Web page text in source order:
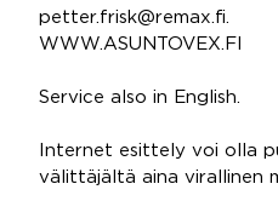
petter.frisk@remax.fi.
WWW.ASUNTOVEX.FI
Service also in English.
Internet esittely voi olla
välittäjältä aina virallinen